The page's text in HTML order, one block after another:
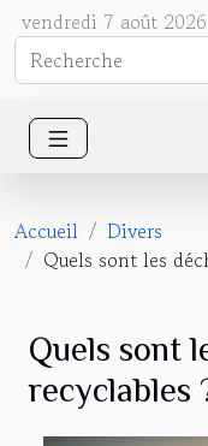
vendredi 7 août 2026
Accueil
Divers
Quels sont les
Quels sont
recyclables